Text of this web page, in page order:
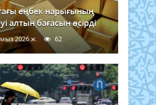
еңбек нарығының
алтын бағасын өсірді
2026 ж. 62